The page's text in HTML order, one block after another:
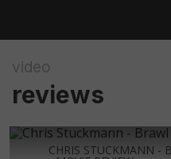
video
reviews
CHRIS STUCKMANN -